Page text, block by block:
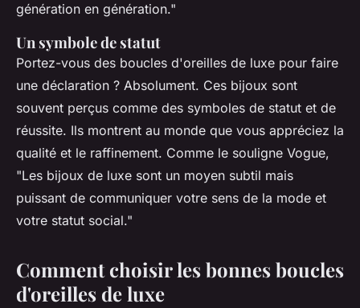
génération en génération."
Un symbole de statut
Portez-vous des boucles d'oreilles de luxe pour faire
une déclaration ? Absolument. Ces bijoux sont
souvent perçus comme des symboles de statut et de
réussite. Ils montrent au monde que vous appréciez la
qualité et le raffinement. Comme le souligne Vogue,
"Les bijoux de luxe sont un moyen subtil mais
puissant de communiquer votre sens de la mode et
votre statut social."
Comment choisir les bonnes boucles
d'oreilles de luxe